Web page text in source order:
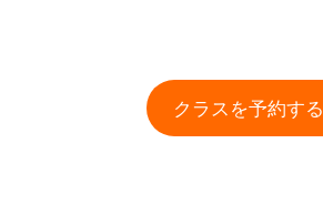
クラスを予約する